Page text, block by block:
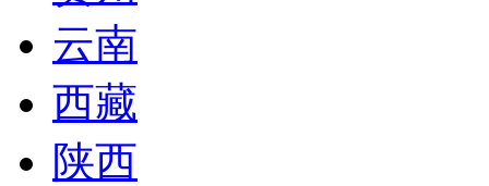
云南
西藏
陕西